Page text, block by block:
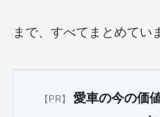
まで、すべてまとめてい
【PR】
愛車の今の価